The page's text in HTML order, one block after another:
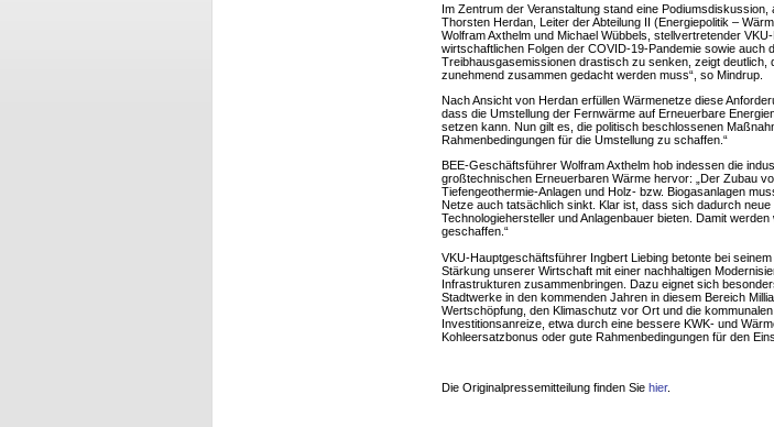
Im Zentrum der Veranstaltung stand eine
Thorsten Herdan, Leiter der Abteilung II (Energiepolitik –
Wolfram Axthelm und Michael Wübbels, stellvertretender
wirtschaftlichen Folgen der COVID-19-Pandemie sowie auch
Treibhausgasemissionen drastisch zu senken, zeigt deutlich,
zunehmend zusammen gedacht werden muss“, so Mindrup.
Nach Ansicht von Herdan erfüllen Wärmenetze diese
dass die Umstellung der Fernwärme auf Erneuerbare
setzen kann. Nun gilt es, die politisch beschlossenen
Rahmenbedingungen für die Umstellung zu schaffen.“
BEE-Geschäftsführer Wolfram Axthelm hob indessen die
großtechnischen Erneuerbaren Wärme hervor: „Der Zubau
Tiefengeothermie-Anlagen und Holz- bzw. Biogasanlagen
Netze auch tatsächlich sinkt. Klar ist, dass sich dadurch
Technologiehersteller und Anlagenbauer bieten. Damit
geschaffen.“
VKU-Hauptgeschäftsführer Ingbert Liebing betonte bei
Stärkung unserer Wirtschaft mit einer nachhaltigen
Infrastrukturen zusammenbringen. Dazu eignet sich
Stadtwerke in den kommenden Jahren in diesem Bereich
Wertschöpfung, den Klimaschutz vor Ort und die
Investitionsanreize, etwa durch eine bessere KWK- und
Kohleersatzbonus oder gute Rahmenbedingungen für den
Die Originalpressemitteilung finden Sie hier.